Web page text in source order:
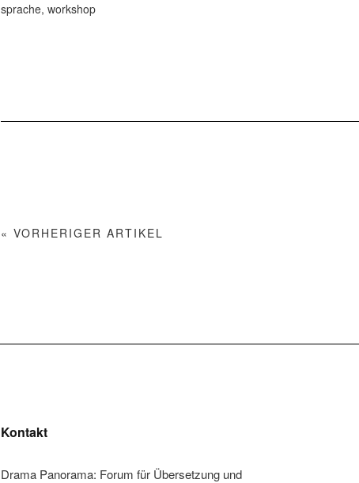
sprache,workshop
« VORHERIGER ARTIKEL
Kontakt
Drama Panorama: Forum für Übersetzung und